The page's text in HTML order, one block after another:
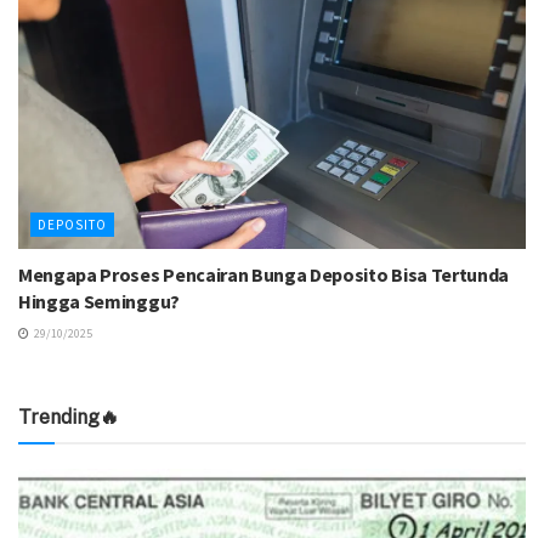
DEPOSITO
Mengapa Proses Pencairan Bunga Deposito Bisa Tertunda
Hingga Seminggu?
29/10/2025
Trending🔥